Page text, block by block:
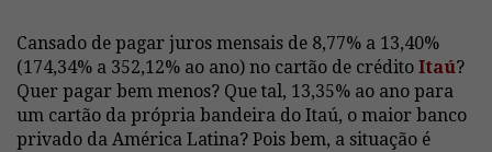
Cansado de pagar juros mensais de 8,77% a 13,40%
(174,34% a 352,12% ao ano) no cartão de crédito Itaú?
Quer pagar bem menos? Que tal, 13,35% ao ano para
um cartão da própria bandeira do Itaú, o maior banco
privado da América Latina? Pois bem, a situação é